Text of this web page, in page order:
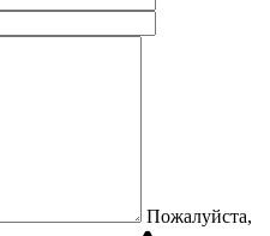
Пожалуйста,